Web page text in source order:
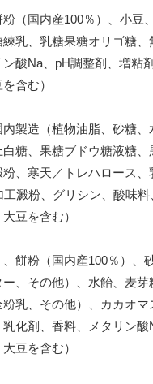
（国内産100％）、小豆
乳、乳糖果糖オリゴ糖
酸Na、pH調整剤、増粘
含む）
製造（植物油脂、砂糖
糖、果糖ブドウ糖液糖
、寒天／トレハロース
工澱粉、グリシン、酸味
豆を含む）
餅粉（国内産100％）、
、その他）、水飴、麦
乳、その他）、カカオ
化剤、香料、メタリン
豆を含む）